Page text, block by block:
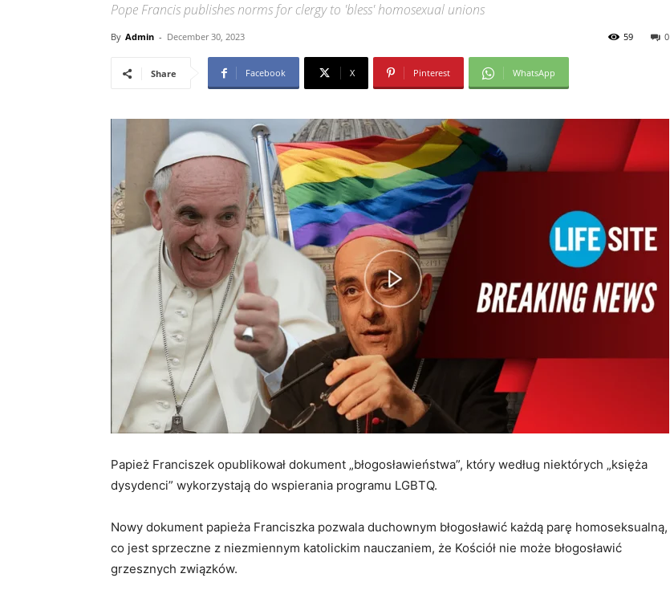
Pope Francis publishes norms for clergy to 'bless' homosexual unions
By Admin - December 30, 2023 0
59
Share Facebook X Pinterest WhatsApp
Papież Franciszek opublikował dokument „błogosławieństwa”, który według niektórych „księża
dysydenci” wykorzystają do wspierania programu LGBTQ.
Nowy dokument papieża Franciszka pozwala duchownym błogosławić każdą parę homoseksualną,
co jest sprzeczne z niezmiennym katolickim nauczaniem, że Kościół nie może błogosławić
grzesznych związków.